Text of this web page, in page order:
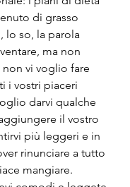
di grasso
lo so, la parola
ma non
vi voglio fare
i vostri piaceri
darvi qualche
il vostro
più leggeri e in
rinunciare a tutto
mangiare.